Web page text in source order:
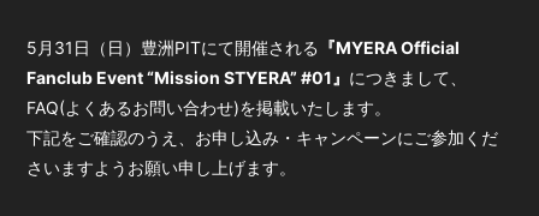
MOVIE RADIO
PHOTO
お仕事のご依頼等は
こちら
5月31日（日）豊洲PITにて開催される 『MYERA Official
Fanclub Event “Mission STYERA” #01』 につきまして、
FAQ(よくあるお問い合わせ)を掲載いたします。
下記をご確認のうえ、お申し込み・キャンペーンにご参加くだ
さいますようお願い申し上げます。